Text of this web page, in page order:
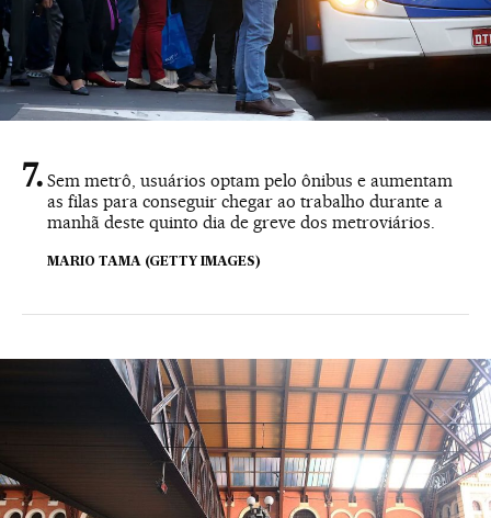
Sem metrô, usuários optam pelo ônibus e aumentam
as filas para conseguir chegar ao trabalho durante a
manhã deste quinto dia de greve dos metroviários.
MARIO TAMA (GETTY IMAGES)